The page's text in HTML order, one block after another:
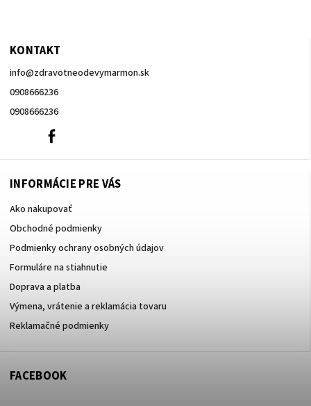
KONTAKT
info@zdravotneodevymarmon.sk
0908666236
0908666236
0908666236
INFORMÁCIE PRE VÁS
Ako nakupovať
Obchodné podmienky
Podmienky ochrany osobných údajov
Formuláre na stiahnutie
Doprava a platba
Výmena, vrátenie a reklamácia tovaru
Reklamačné podmienky
FACEBOOK